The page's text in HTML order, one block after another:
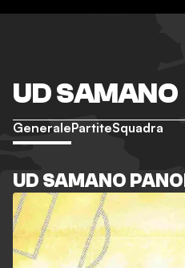
UD SAMANO
GeneralePartiteSquadra
UD SAMANO